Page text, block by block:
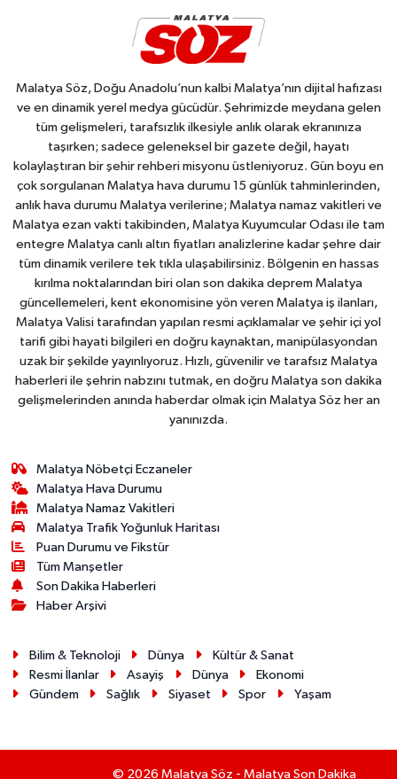
Malatya Söz, Doğu Anadolu’nun kalbi Malatya’nın dijital hafızası
ve en dinamik yerel medya gücüdür. Şehrimizde meydana gelen
tüm gelişmeleri, tarafsızlık ilkesiyle anlık olarak ekranınıza
taşırken; sadece geleneksel bir gazete değil, hayatı
kolaylaştıran bir şehir rehberi misyonu üstleniyoruz. Gün boyu en
çok sorgulanan Malatya hava durumu 15 günlük tahminlerinden,
anlık hava durumu Malatya verilerine; Malatya namaz vakitleri ve
Malatya ezan vakti takibinden, Malatya Kuyumcular Odası ile tam
entegre Malatya canlı altın fiyatları analizlerine kadar şehre dair
tüm dinamik verilere tek tıkla ulaşabilirsiniz. Bölgenin en hassas
kırılma noktalarından biri olan son dakika deprem Malatya
güncellemeleri, kent ekonomisine yön veren Malatya iş ilanları,
Malatya Valisi tarafından yapılan resmi açıklamalar ve şehir içi yol
tarifi gibi hayati bilgileri en doğru kaynaktan, manipülasyondan
uzak bir şekilde yayınlıyoruz. Hızlı, güvenilir ve tarafsız Malatya
haberleri ile şehrin nabzını tutmak, en doğru Malatya son dakika
gelişmelerinden anında haberdar olmak için Malatya Söz her an
yanınızda.
Malatya Nöbetçi Eczaneler
Malatya Hava Durumu
Malatya Namaz Vakitleri
Malatya Trafik Yoğunluk Haritası
Puan Durumu ve Fikstür
Tüm Manşetler
Son Dakika Haberleri
Haber Arşivi
Bilim & Teknoloji Dünya
Kültür & Sanat
Resmi İlanlar
Asayiş Dünya
Ekonomi
Gündem
Sağlık Siyaset Spor Yaşam
© 2026 Malatya Söz - Malatya Son Dakika